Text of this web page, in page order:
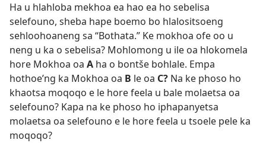
Ha u hlahloba mekhoa ea hao ea ho sebelisa
selefouno, sheba hape boemo bo hlalositsoeng
sehloohoaneng sa “Bothata.” Ke mokhoa ofe oo u
neng u ka o sebelisa? Mohlomong u ile oa hlokomela
hore Mokhoa oa A ha o bontše bohlale. Empa
hothoe’ng ka Mokhoa oa B le oa C? Na ke phoso ho
khaotsa moqoqo e le hore feela u bale molaetsa oa
selefouno? Kapa na ke phoso ho iphapanyetsa
molaetsa oa selefouno e le hore feela u tsoele pele ka
moqoqo?